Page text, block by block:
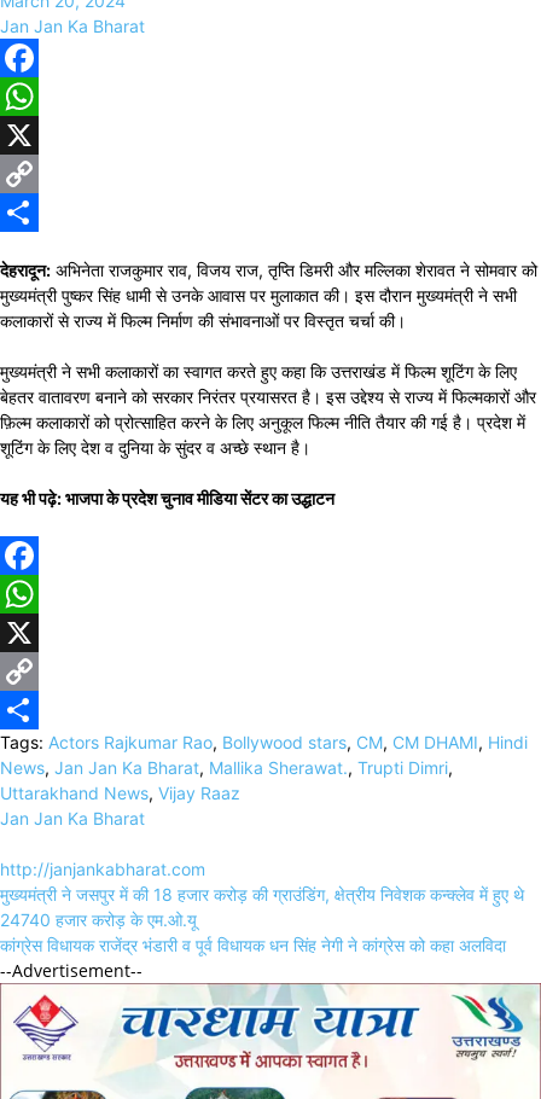
Jan Jan Ka Bharat
Facebook
WhatsApp
X
Copy
देहरादून: अभिनेता राजकुमार राव, विजय राज, तृप्ति डिमरी और मल्लिका शेरावत ने सोमवार को
मुख्यमंत्री पुष्कर सिंह धामी से उनके आवास पर मुलाकात की। इस दौरान मुख्यमंत्री ने सभी
कलाकारों से राज्य में फिल्म निर्माण की संभावनाओं पर विस्तृत चर्चा की।
मुख्यमंत्री ने सभी कलाकारों का स्वागत करते हुए कहा कि उत्तराखंड में फिल्म शूटिंग के लिए
बेहतर वातावरण बनाने को सरकार निरंतर प्रयासरत है। इस उद्देश्य से राज्य में फिल्मकारों और
फ़िल्म कलाकारों को प्रोत्साहित करने के लिए अनुकूल फिल्म नीति तैयार की गई है। प्रदेश में
शूटिंग के लिए देश व दुनिया के सुंदर व अच्छे स्थान है।
यह भी पढ़े: भाजपा के प्रदेश चुनाव मीडिया सेंटर का उद्धाटन
Facebook
WhatsApp
X
Copy
Link
Share
Tags: Actors Rajkumar Rao, Bollywood stars, CM, CM DHAMI, Hindi
News, Jan Jan Ka Bharat, Mallika Sherawat., Trupti Dimri,
Uttarakhand News, Vijay Raaz
Jan Jan Ka Bharat
http://janjankabharat.com
Post
navigation
मुख्यमंत्री ने जसपुर में की 18 हजार करोड़ की ग्राउंडिंग, क्षेत्रीय निवेशक कन्क्लेव में हुए थे
24740 हजार करोड़ के एम.ओ.यू
कांग्रेस विधायक राजेंद्र भंडारी व पूर्व विधायक धन सिंह नेगी ने कांग्रेस को कहा अलविदा
--Advertisement--